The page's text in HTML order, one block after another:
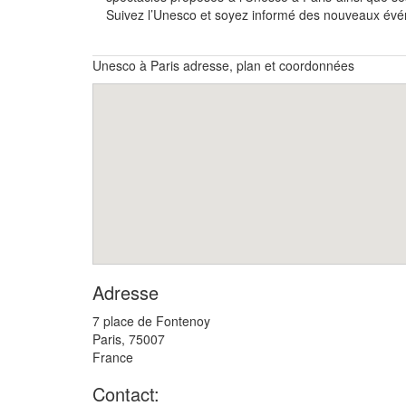
Suivez l’Unesco et soyez informé des nouveaux
Unesco à Paris adresse, plan et coordonnées
Adresse
7 place de Fontenoy
Paris, 75007
France
Contact: